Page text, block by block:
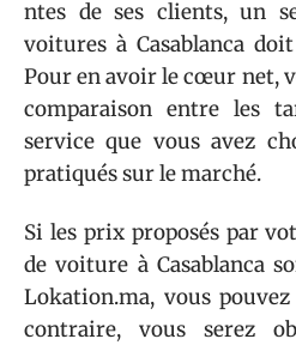
ntes de ses clients, un
voitures à Casablanca
Pour en avoir le cœur net,
comparaison entre les
service que vous avez
pratiqués sur le marché.
Si les prix proposés par
de voiture à Casablanca
Lokation.ma, vous pouvez
contraire, vous serez